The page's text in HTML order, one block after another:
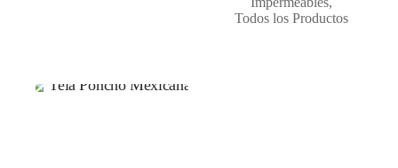
Todos los Productos